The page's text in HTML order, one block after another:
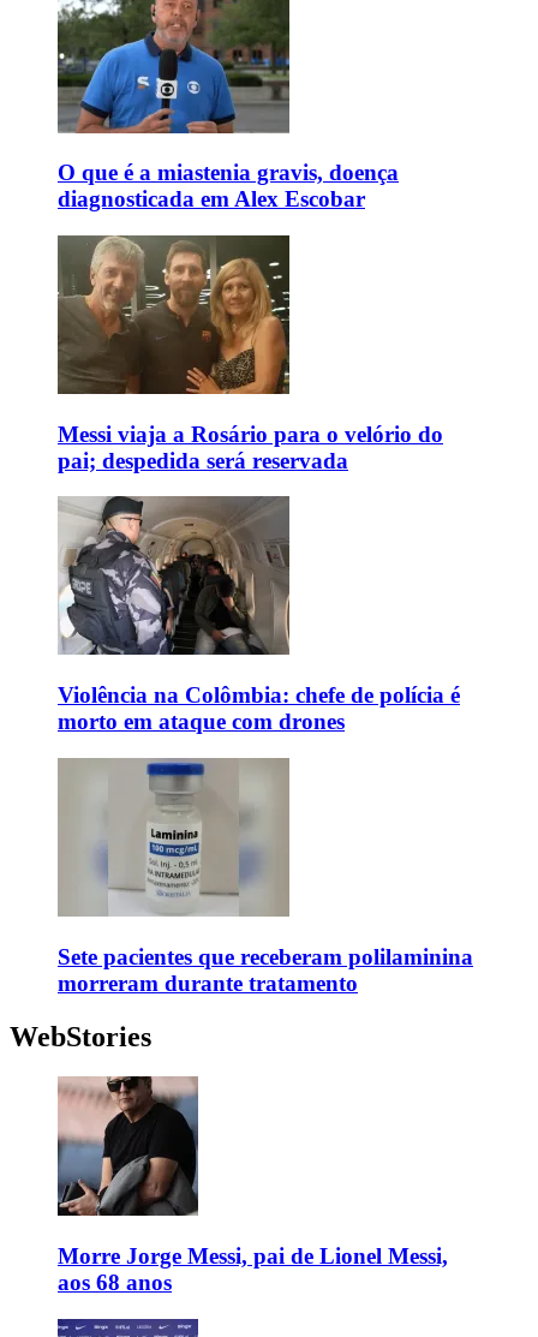
O que é a miastenia gravis, doença
diagnosticada em Alex Escobar
Messi viaja a Rosário para o velório do
pai; despedida será reservada
Violência na Colômbia: chefe de polícia é
morto em ataque com drones
Sete pacientes que receberam polilaminina
morreram durante tratamento
WebStories
Morre Jorge Messi, pai de Lionel Messi,
aos 68 anos